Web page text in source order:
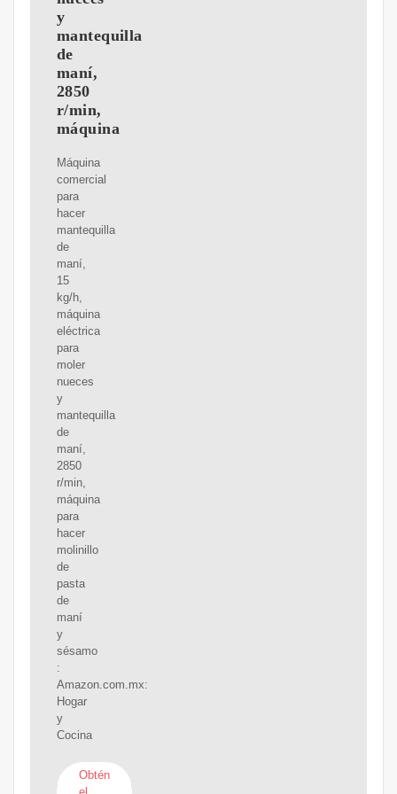
y
mantequilla
de
maní,
2850
r/min,
máquina
Máquina
comercial
para
hacer
mantequilla
de
maní,
15
kg/h,
máquina
eléctrica
para
moler
nueces
y
mantequilla
de
maní,
2850
r/min,
máquina
para
hacer
molinillo
de
pasta
de
maní
y
sésamo
:
Amazon.com.mx:
Hogar
y
Cocina
Obtén